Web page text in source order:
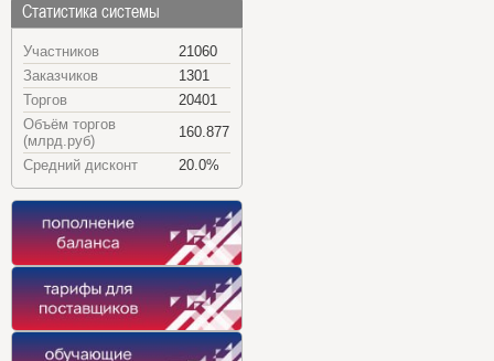
Статистика системы
Участников
21060
Заказчиков
1301
Торгов
20401
Объём торгов
(млрд.руб)
160.877
Средний дисконт
20.0%